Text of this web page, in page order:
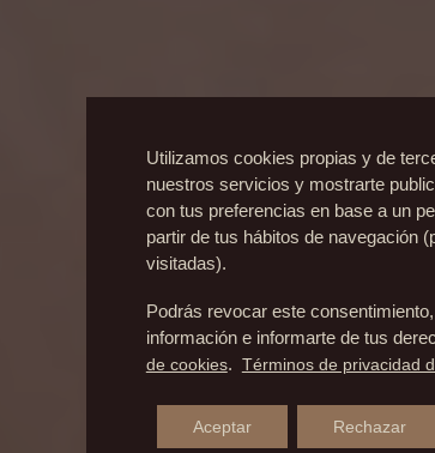
Utilizamos cookies propias y de
nuestros servicios y mostrarte
con tus preferencias en base a un
partir de tus hábitos de navegación
visitadas).
Podrás revocar este
información e informarte de tus
de cookies. Términos de privacidad
Aceptar Rechazar